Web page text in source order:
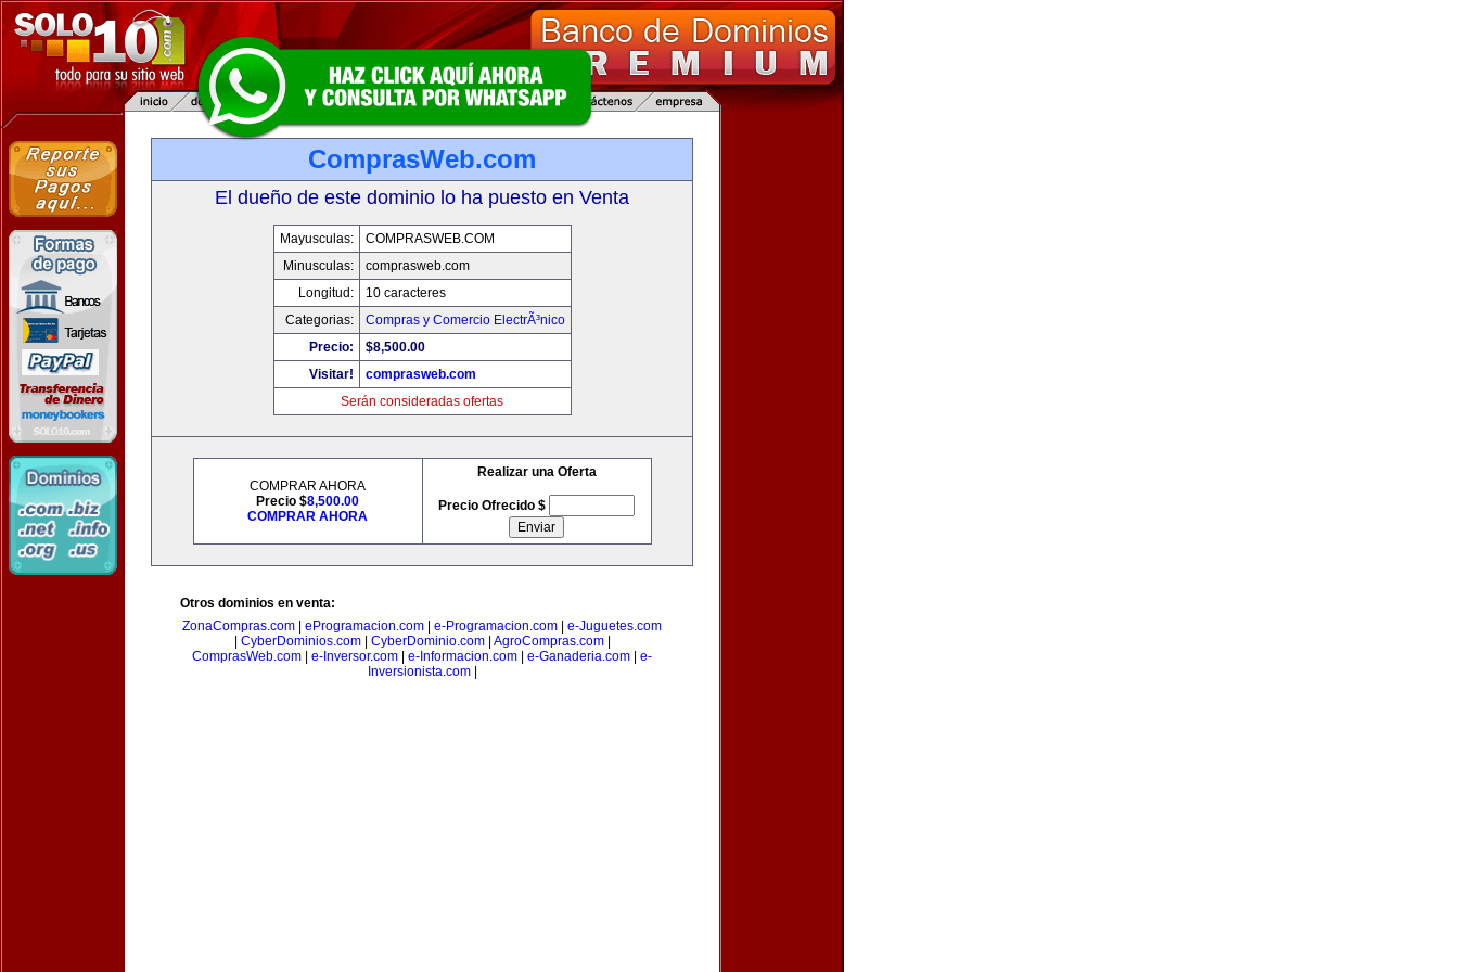
ComprasWeb.com
El dueño de este dominio lo ha puesto en Venta
Mayusculas:
COMPRASWEB.COM
Minusculas:
comprasweb.com
Longitud:
10 caracteres
Categorias:
Compras y Comercio ElectrÃ³nico
Precio:
$8,500.00
Visitar!
comprasweb.com
Serán consideradas ofertas
COMPRAR AHORA
Precio $8,500.00
COMPRAR AHORA
Realizar una Oferta
Precio Ofrecido $
Otros dominios en venta:
ZonaCompras.com
eProgramacion.com e-Programacion.com
e-Juguetes.com
CyberDominios.com| CyberDominio.com| AgroCompras.com|
ComprasWeb.com
e-Inversor.com e-Informacion.com e-Ganaderia.com
e-
Inversionista.com|